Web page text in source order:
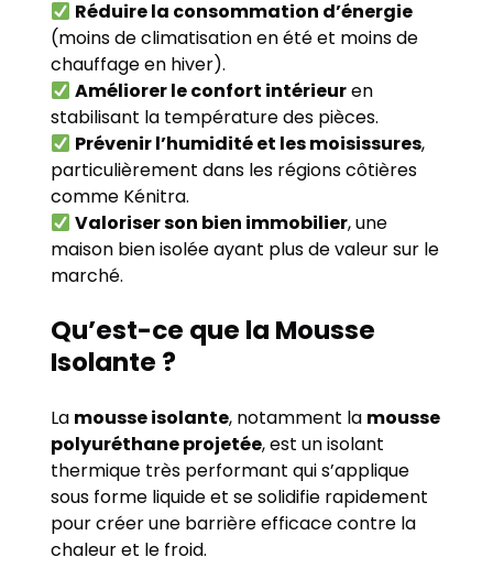
Réduire la consommation d’énergie
(moins de climatisation en été et moins de
chauffage en hiver).
Améliorer le confort intérieuren
stabilisant la température des pièces.
Prévenir l’humidité et les moisissures,
particulièrement dans les régions côtières
comme Kénitra.
Valoriser son bien immobilier, une
maison bien isolée ayant plus de valeur sur le
marché.
Qu’est-ce que la Mousse
Isolante ?
La mousse isolante, notamment la mousse
polyuréthane projetée, est un isolant
thermique très performant qui s’applique
sous forme liquide et se solidifie rapidement
pour créer une barrière efficace contre la
chaleur et le froid.